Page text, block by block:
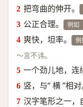
把弯曲的伸开。
公正合理。 例如
爽快，坦率。 例
～言不讳。
一个劲儿地，连
竖，与“ 横 ”相对
汉字笔形之一，